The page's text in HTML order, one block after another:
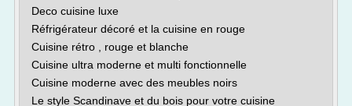
Deco cuisine luxe
Réfrigérateur décoré et la cuisine en rouge
Cuisine rétro , rouge et blanche
Cuisine ultra moderne et multi fonctionnelle
Cuisine moderne avec des meubles noirs
Le style Scandinave et du bois pour votre cuisine